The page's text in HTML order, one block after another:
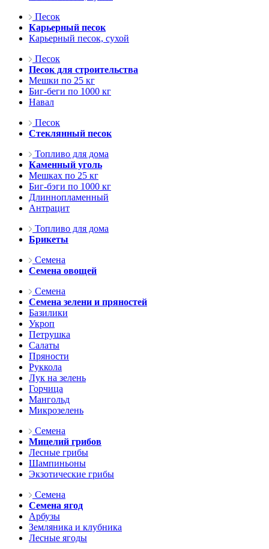
Песок
Карьерный песок
Карьерный песок, сухой
Песок
Песок для строительства
Мешки по 25 кг
Биг-беги по 1000 кг
Навал
Песок
Стеклянный песок
Топливо для дома
Каменный уголь
Мешках по 25 кг
Биг-бэги по 1000 кг
Длиннопламенный
Антрацит
Топливо для дома
Брикеты
Семена
Семена овощей
Семена
Семена зелени и пряностей
Базилики
Укроп
Петрушка
Салаты
Пряности
Руккола
Лук на зелень
Горчица
Мангольд
Микрозелень
Семена
Мицелий грибов
Лесные грибы
Шампиньоны
Экзотические грибы
Семена
Семена ягод
Арбузы
Земляника и клубника
Лесные ягоды